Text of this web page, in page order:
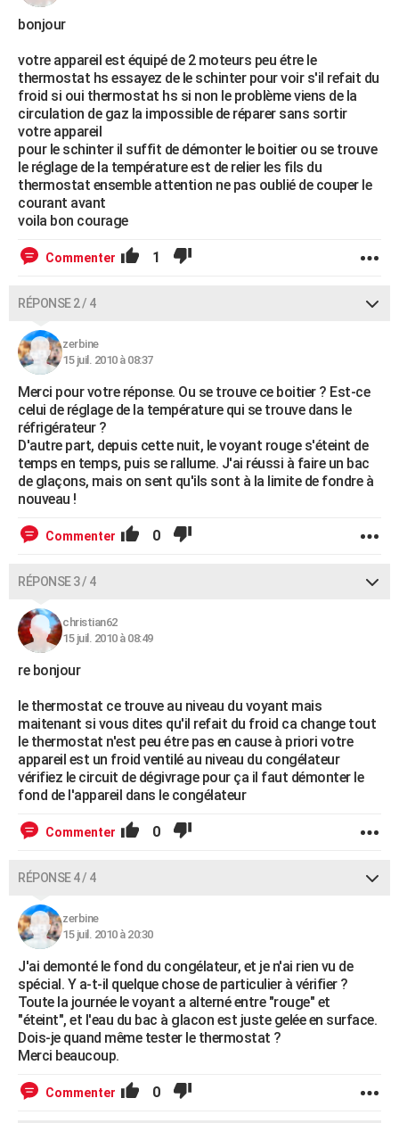
bonjour
votre appareil est équipé de 2 moteurs peu étre le
thermostat hs essayez de le schinter pour voir s'il refait du
froid si oui thermostat hs si non le problème viens de la
circulation de gaz la impossible de réparer sans sortir
votre appareil
pour le schinter il suffit de démonter le boitier ou se trouve
le réglage de la température est de relier les fils du
thermostat ensemble attention ne pas oublié de couper le
courant avant
voila bon courage
Commenter 1
RÉPONSE 2 / 4
zerbine
15 juil. 2010 à 08:37
Merci pour votre réponse. Ou se trouve ce boitier ? Est-ce
celui de réglage de la température qui se trouve dans le
réfrigérateur ?
D'autre part, depuis cette nuit, le voyant rouge s'éteint de
temps en temps, puis se rallume. J'ai réussi à faire un bac
de glaçons, mais on sent qu'ils sont à la limite de fondre à
nouveau !
Commenter 0
RÉPONSE 3 / 4
christian62
15 juil. 2010 à 08:49
re bonjour
le thermostat ce trouve au niveau du voyant mais
maitenant si vous dites qu'il refait du froid ca change tout
le thermostat n'est peu étre pas en cause à priori votre
appareil est un froid ventilé au niveau du congélateur
vérifiez le circuit de dégivrage pour ça il faut démonter le
fond de l'appareil dans le congélateur
Commenter 0
RÉPONSE 4 / 4
zerbine
15 juil. 2010 à 20:30
J'ai demonté le fond du congélateur, et je n'ai rien vu de
spécial. Y a-t-il quelque chose de particulier à vérifier ?
Toute la journée le voyant a alterné entre "rouge" et
"éteint", et l'eau du bac à glacon est juste gelée en surface.
Dois-je quand même tester le thermostat ?
Merci beaucoup.
Commenter 0